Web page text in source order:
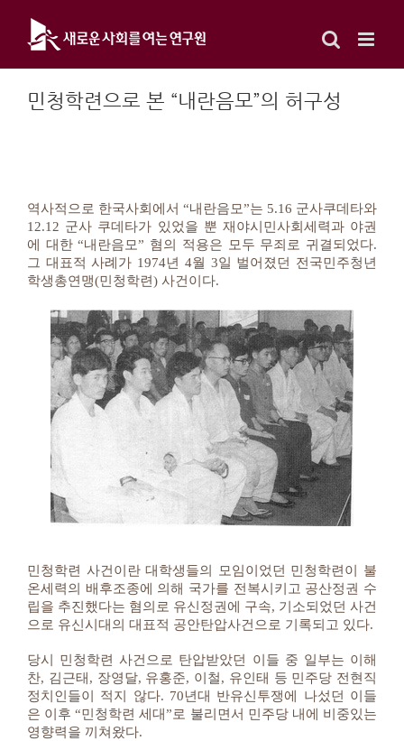
content
민청학련으로 본 “내란음모”의 허구성
역사적으로 한국사회에서 “내란음모”는 5.16 군사쿠데타와
12.12 군사 쿠데타가 있었을 뿐 재야시민사회세력과 야권
에 대한 “내란음모” 혐의 적용은 모두 무죄로 귀결되었다.
그 대표적 사례가 1974년 4월 3일 벌어졌던 전국민주청년
학생총연맹(민청학련) 사건이다.
민청학련 사건이란 대학생들의 모임이었던 민청학련이 불
온세력의 배후조종에 의해 국가를 전복시키고 공산정권 수
립을 추진했다는 혐의로 유신정권에 구속, 기소되었던 사건
으로 유신시대의 대표적 공안탄압사건으로 기록되고 있다.
당시 민청학련 사건으로 탄압받았던 이들 중 일부는 이해
찬, 김근태, 장영달, 유홍준, 이철, 유인태 등 민주당 전현직
정치인들이 적지 않다. 70년대 반유신투쟁에 나섰던 이들
은 이후 “민청학련 세대”로 불리면서 민주당 내에 비중있는
영향력을 끼쳐왔다.